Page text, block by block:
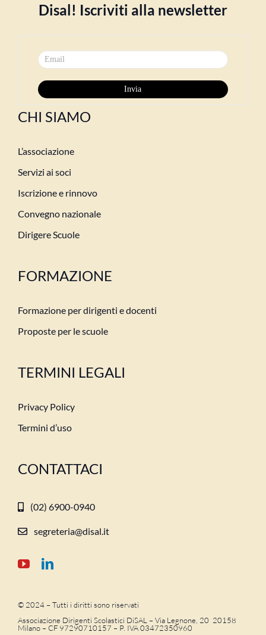
Disal! Iscriviti alla newsletter
CHI SIAMO
L’associazione
Servizi ai soci
Iscrizione e rinnovo
Convegno nazionale
Dirigere Scuole
FORMAZIONE
Formazione per dirigenti e docenti
Proposte per le scuole
TERMINI LEGALI
Privacy Policy
Termini d’uso
CONTATTACI
(02) 6900-0940
segreteria@disal.it
© 2024 – Tutti i diritti sono riservati
Associazione Dirigenti Scolastici DiSAL – Via Legnone, 20 20158
Milano – CF 97290710157 – P. IVA 03472350960